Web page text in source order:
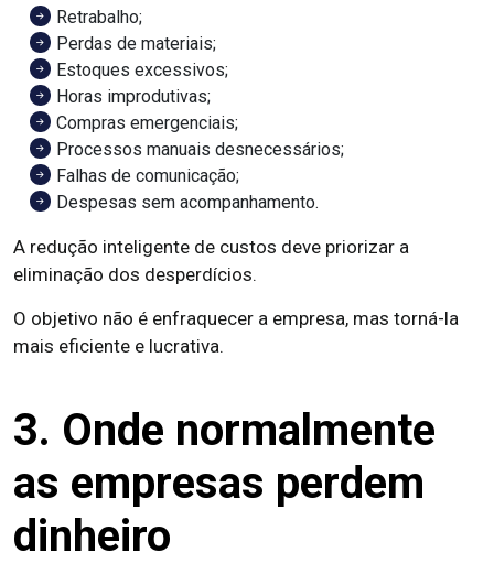
Retrabalho;
Perdas de materiais;
Estoques excessivos;
Horas improdutivas;
Compras emergenciais;
Processos manuais desnecessários;
Falhas de comunicação;
Despesas sem acompanhamento.
A redução inteligente de custos deve priorizar a
eliminação dos desperdícios.
O objetivo não é enfraquecer a empresa, mas torná-la
mais eficiente e lucrativa.
3. Onde normalmente
as empresas perdem
dinheiro